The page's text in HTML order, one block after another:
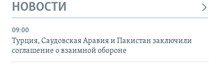
НОВОСТИ
09:00
Турция, Саудовская Аравия и Пакистан заключили
соглашение о взаимной обороне